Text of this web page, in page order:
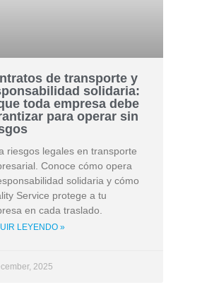
de transporte y
solidaria:
toda empresa debe
para operar sin
riesgos legales en transporte
Conoce cómo opera
solidaria y cómo
Service protege a tu
en cada traslado.
LEYENDO »
2025